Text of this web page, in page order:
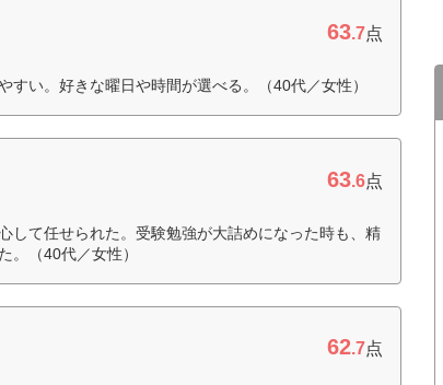
63.7点
い。好きな曜日や時間が選べる。（40代／女性）
63.6点
して任せられた。受験勉強が大詰めになった時も、精
。（40代／女性）
62.7点